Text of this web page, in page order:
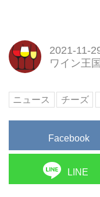
2021-11-
ワイン王
ニュース チーズ
Facebook
LINE